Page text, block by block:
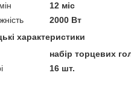
12 міс
2000 Вт
характеристики
набір торцевих
16 шт.